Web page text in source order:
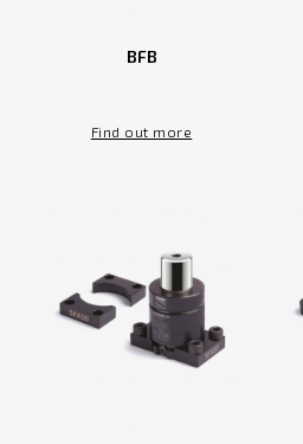
BFB
Find out more